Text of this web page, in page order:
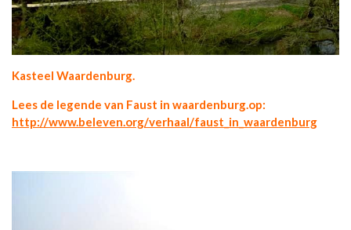
Kasteel Waardenburg.
Lees de legende van Faust in waardenburg.op:
http://www.beleven.org/verhaal/faust_in_waardenburg